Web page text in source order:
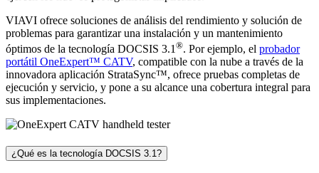
VIAVI ofrece soluciones de análisis del rendimiento y solución de
problemas para garantizar una instalación y un mantenimiento
óptimos de la tecnología DOCSIS 3.1 ®. Por ejemplo, el probador
portátil OneExpert™ CATV, compatible con la nube a través de la
innovadora aplicación StrataSync™, ofrece pruebas completas de
ejecución y servicio, y pone a su alcance una cobertura integral para
sus implementaciones.
¿Qué es la tecnología DOCSIS 3.1?